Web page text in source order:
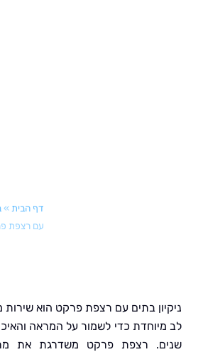
»בלוג ניקיון
עם רצפת פרקט
בתים עם רצפת פרקט הוא שירות מיוחד
כדי לשמור על המראה והאיכות של
רצפת פרקט משדרגת את מראה